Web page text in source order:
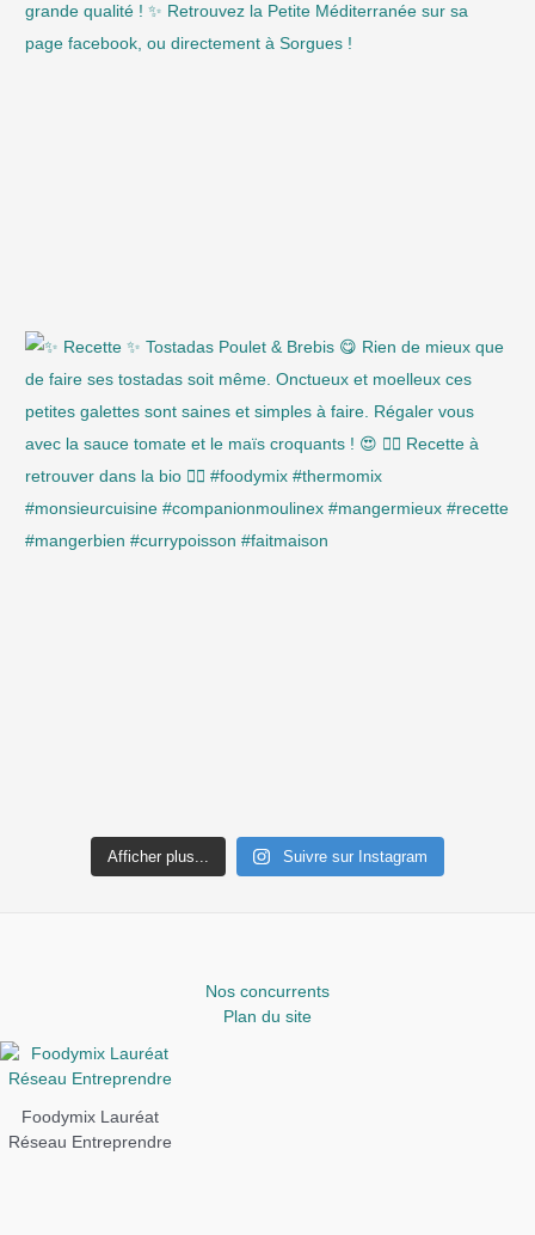
Afficher plus... Suivre sur Instagram
Nos concurrents
Plan du site
Foodymix Lauréat
Réseau Entreprendre